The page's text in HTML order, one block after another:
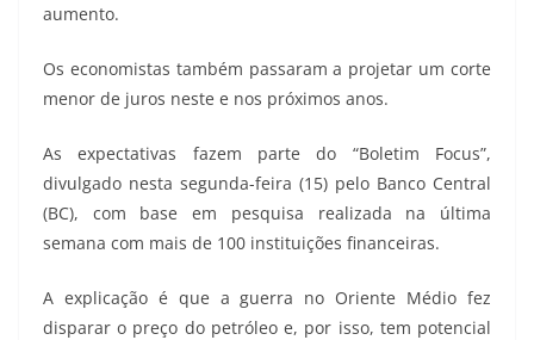
aumento.
Os economistas também passaram a projetar um corte
menor de juros neste e nos próximos anos.
As expectativas fazem parte do “Boletim Focus”,
divulgado nesta segunda-feira (15) pelo Banco Central
(BC), com base em pesquisa realizada na última
semana com mais de 100 instituições financeiras.
A explicação é que a guerra no Oriente Médio fez
disparar o preço do petróleo e, por isso, tem potencial